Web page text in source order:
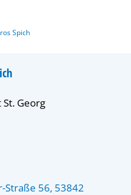
Spich
Georg
56, 53842